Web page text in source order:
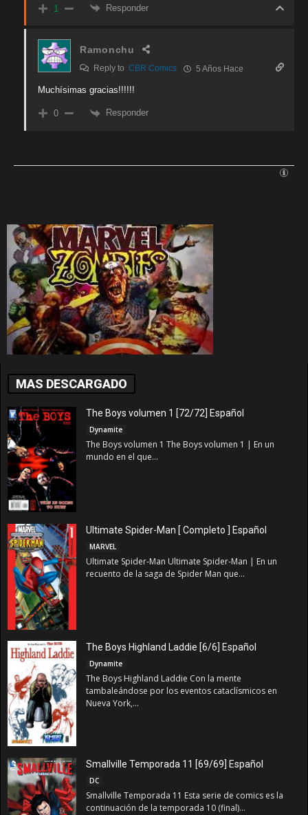
1 Responder
Ramonchu
Reply to CBR Comics 5 Años Hace
Muchísimas gracias!!!!!!
0 Responder
MAS DESCARGADO
The Boys volumen 1 [72/72] Español
Dynamite
The Boys volumen 1 The Boys volumen 1 | En un
mundo en el que...
Ultimate Spider-Man [ Completo ] Español
MARVEL
Ultimate Spider-Man Ultimate Spider-Man | En un
recuento de la saga de Spider Man que...
The Boys Highland Laddie [6/6] Español
Dynamite
The Boys Highland Laddie Con la mente
tambaleándose por los eventos cataclísmicos en
Nueva York,...
Smallville Temporada 11 [69/69] Español
DC
Smallville Temporada 11 Esta serie de comics es la
continuación de la temporada 10 (final)...